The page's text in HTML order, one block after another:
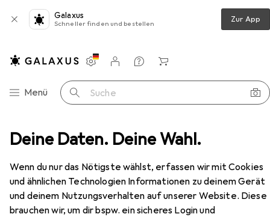
Deine Daten. Deine Wahl.
Wenn du nur das Nötigste wählst, erfassen wir mit Cookies
und ähnlichen Technologien Informationen zu deinem Gerät
und deinem Nutzungsverhalten auf unserer Website. Diese
brauchen wir, um dir bspw. ein sicheres Login und
Galaxus
Schneller finden und bestellen Zur App
Navigation nach Kategorien
Menü Suche
Einstellungen
Kundenkonto
Vergleichslisten
Merklisten
Warenkorb
ABS Hellgrau ULTRAMAS UM32009L+2X FP30009 1 St.
EUR
53,94
BoplaTisch-Gehäuse 157.5 x 62.2 x 199
ABS Hellgrau ULTRAMAS
UM32009L+2X FP30009 1 St.
Gehäuse